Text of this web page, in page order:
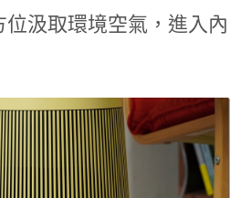
位汲取環境空氣，進入內